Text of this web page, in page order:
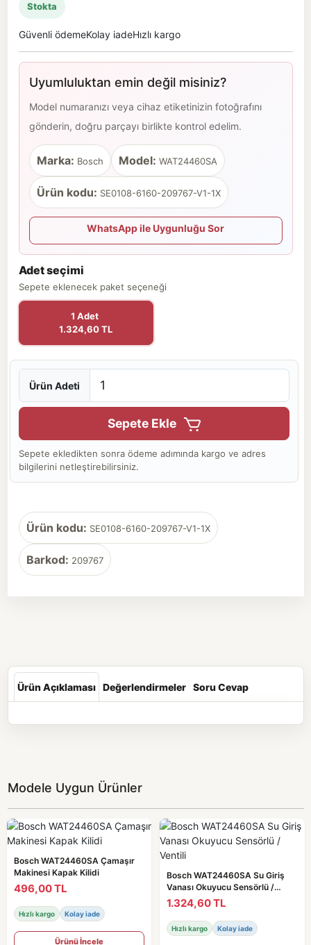
Stokta
Güvenli ödemeKolay iadeHızlı kargo
Uyumluluktan emin değil misiniz?
Model numaranızı veya cihaz etiketinizin fotoğrafını
gönderin, doğru parçayı birlikte kontrol edelim.
Marka: Bosch Model: WAT24460SA
Ürün kodu: SE0108-6160-209767-V1-1X
WhatsApp ile Uygunluğu Sor
Adet seçimi
Sepete eklenecek paket seçeneği
1 Adet
1.324,60 TL
Ürün Adeti
Sepete Ekle
Sepete ekledikten sonra ödeme adımında kargo ve adres
bilgilerini netleştirebilirsiniz.
Ürün kodu: SE0108-6160-209767-V1-1X
Barkod: 209767
Ürün Açıklaması Değerlendirmeler Soru Cevap
Modele Uygun Ürünler
Bosch WAT24460SA Çamaşır
Makinesi Kapak Kilidi
496,00 TL
Hızlı kargo Kolay iade
Ürünü İncele
Bosch WAT24460SA Su Giriş
Vanası Okuyucu Sensörlü /
Ventili
1.324,60 TL
Hızlı kargo Kolay iade